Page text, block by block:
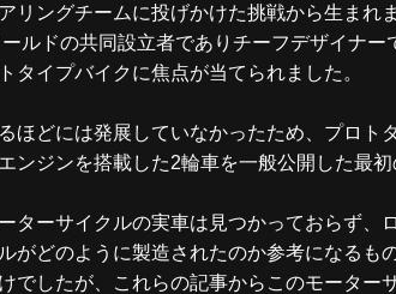
ングチームに投げかけた挑戦から生まれま
ルドの共同設立者でありチーフデザイナ
タイプバイクに焦点が当てられました。
ほどには発展していなかったため、プロ
ジンを搭載した2輪車を一般公開した最初
ターサイクルの実車は見つかっておらず
がどのように製造されたのか参考になる
でしたが、これらの記事からこのモータ